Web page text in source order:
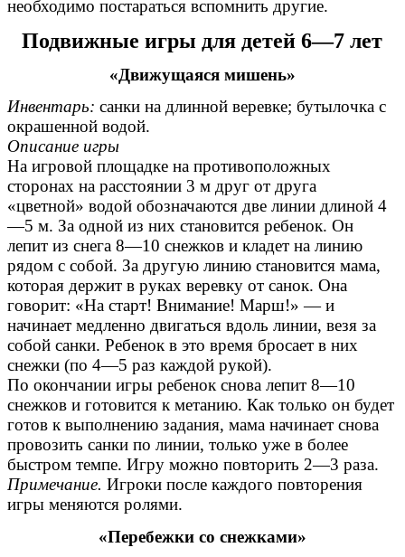
необходимо постараться вспомнить другие.
Подвижные игры для детей 6—7 лет
«Движущаяся мишень»
Инвентарь: санки на длинной веревке; бутылочка с
окрашенной водой.
Описание игры
На игровой площадке на противоположных
сторонах на расстоянии 3 м друг от друга
«цветной» водой обозначаются две линии длиной 4
—5 м. За одной из них становится ребенок. Он
лепит из снега 8—10 снежков и кладет на линию
рядом с собой. За другую линию становится мама,
которая держит в руках веревку от санок. Она
говорит: «На старт! Внимание! Марш!» — и
начинает медленно двигаться вдоль линии, везя за
собой санки. Ребенок в это время бросает в них
снежки (по 4—5 раз каждой рукой).
По окончании игры ребенок снова лепит 8—10
снежков и готовится к метанию. Как только он будет
готов к выполнению задания, мама начинает снова
провозить санки по линии, только уже в более
быстром темпе. Игру можно повторить 2—3 раза.
Примечание. Игроки после каждого повторения
игры меняются ролями.
«Перебежки со снежками»